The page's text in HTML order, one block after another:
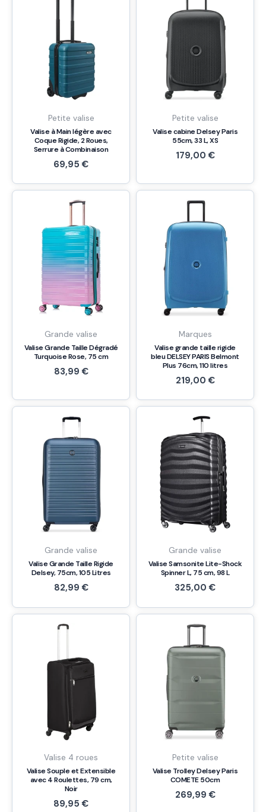
Petite valise
Valise à Main légère avec
Coque Rigide, 2 Roues,
Serrure à Combinaison
69,95€
Petite valise
Valise cabine Delsey Paris
55cm, 33 L, XS
179,00€
Grande valise
Valise Grande Taille Dégradé
Turquoise Rose, 75 cm
83,99€
Marques
Valise grande taille rigide
bleu DELSEY PARIS Belmont
Plus 76cm, 110 litres
219,00€
Grande valise
Valise Grande Taille Rigide
Delsey, 75cm, 105 Litres
82,99€
Grande valise
Valise Samsonite Lite-Shock
Spinner L, 75 cm, 98 L
325,00€
Valise 4 roues
Valise Souple et Extensible
avec 4 Roulettes, 79 cm,
Noir
89,95€
Petite valise
Valise Trolley Delsey Paris
COMETE 50cm
269,99€